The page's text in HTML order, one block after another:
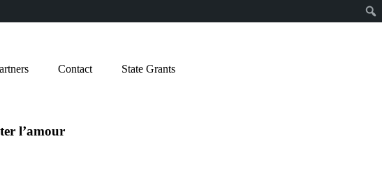
Contact State Grants
l’amour